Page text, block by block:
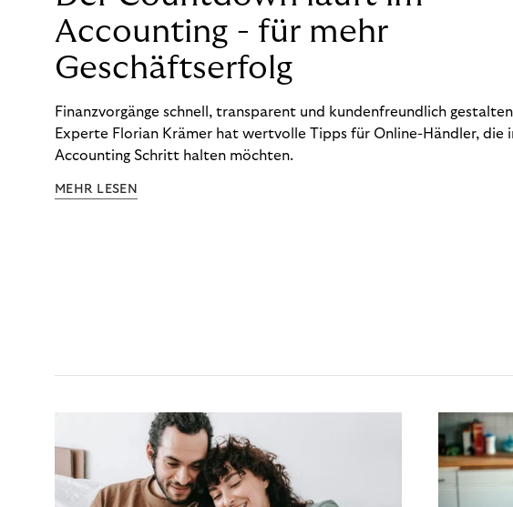
Accounting - für mehr
Geschäftserfolg
Finanzvorgänge schnell, transparent und kundenfreundlich
Experte Florian Krämer hat wertvolle Tipps für Online-Händler, die
Accounting Schritt halten möchten.
MEHR LESEN